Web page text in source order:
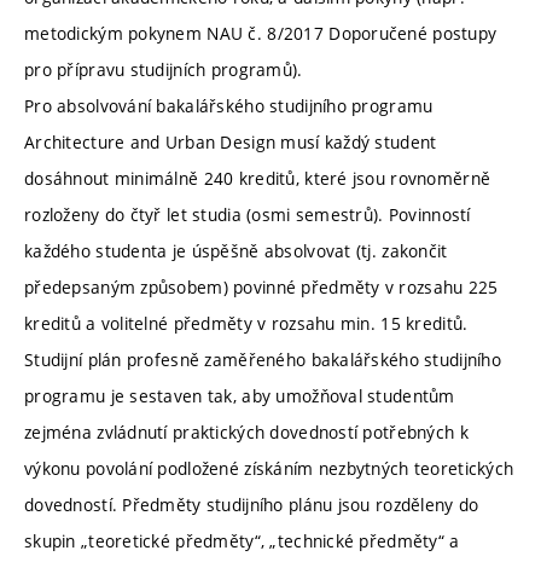
metodickým pokynem NAU č. 8/2017 Doporučené postupy
pro přípravu studijních programů).
Pro absolvování bakalářského studijního programu
Architecture and Urban Design musí každý student
dosáhnout minimálně 240 kreditů, které jsou rovnoměrně
rozloženy do čtyř let studia (osmi semestrů). Povinností
každého studenta je úspěšně absolvovat (tj. zakončit
předepsaným způsobem) povinné předměty v rozsahu 225
kreditů a volitelné předměty v rozsahu min. 15 kreditů.
Studijní plán profesně zaměřeného bakalářského studijního
programu je sestaven tak, aby umožňoval studentům
zejména zvládnutí praktických dovedností potřebných k
výkonu povolání podložené získáním nezbytných teoretických
dovedností. Předměty studijního plánu jsou rozděleny do
skupin „teoretické předměty“, „technické předměty“ a